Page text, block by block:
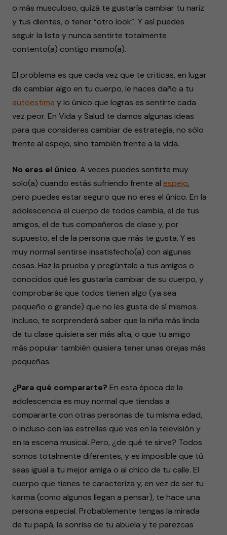
o más musculoso, quizá te gustaría cambiar tu nariz
y tus dientes, o tener “otro look”. Y así puedes
seguir la lista y nunca sentirte totalmente
contento(a) contigo mismo(a).
El problema es que cada vez que te criticas, en lugar
de cambiar algo en tu cuerpo, le haces daño a tu
autoestima y lo único que logras es sentirte cada
vez peor. En Vida y Salud te damos algunas ideas
para que consideres cambiar de estrategia, no sólo
frente al espejo, sino también frente a la vida.
No eres el único. A veces puedes sentirte muy
solo(a) cuando estás sufriendo frente al espejo,
pero puedes estar seguro que no eres el único. En la
adolescencia el cuerpo de todos cambia, el de tus
amigos, el de tus compañeros de clase y, por
supuesto, el de la persona que más te gusta. Y es
muy normal sentirse insatisfecho(a) con algunas
cosas. Haz la prueba y pregúntale a tus amigos o
conocidos qué les gustaría cambiar de su cuerpo, y
comprobarás que todos tienen algo (ya sea
pequeño o grande) que no les gusta de sí mismos.
Incluso, te sorprenderá saber que la niña más linda
de tu clase quisiera ser más alta, o que tu amigo
más popular también quisiera tener unas orejas más
pequeñas.
¿Para qué compararte? En esta época de la
adolescencia es muy normal que tiendas a
compararte con otras personas de tu misma edad,
o incluso con las estrellas que ves en la televisión y
en la escena musical. Pero, ¿de qué te sirve? Todos
somos totalmente diferentes, y es imposible que tú
seas igual a tu mejor amiga o al chico de tu calle. El
cuerpo que tienes te caracteriza y, en vez de ser tu
karma (como algunos llegan a pensar), te hace una
persona especial. Probablemente tengas la mirada
de tu papá, la sonrisa de tu abuela y te parezcas